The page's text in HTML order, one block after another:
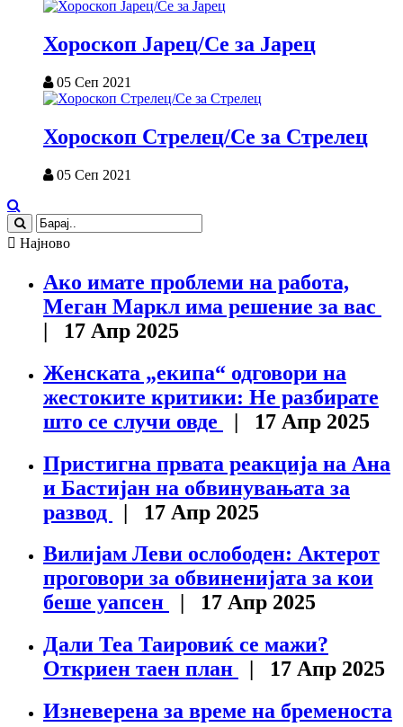
Хороскоп Јарец/Се за Јарец
05 Сеп 2021
Хороскоп Стрелец/Се за Стрелец
05 Сеп 2021
Најново
Ако имате проблеми на работа,
Меган Маркл има решение за вас
| 17 Апр 2025
Женската „екипа“ одговори на
жестоките критики: Не разбирате
што се случи овде
| 17 Апр 2025
Пристигна првата реакција на Ана
и Бастијан на обвинувањата за
развод
| 17 Апр 2025
Вилијам Леви ослободен: Актерот
проговори за обвиненијата за кои
беше уапсен
| 17 Апр 2025
Дали Теа Таировиќ се мажи?
Откриен таен план
| 17 Апр 2025
Изневерена за време на бременоста